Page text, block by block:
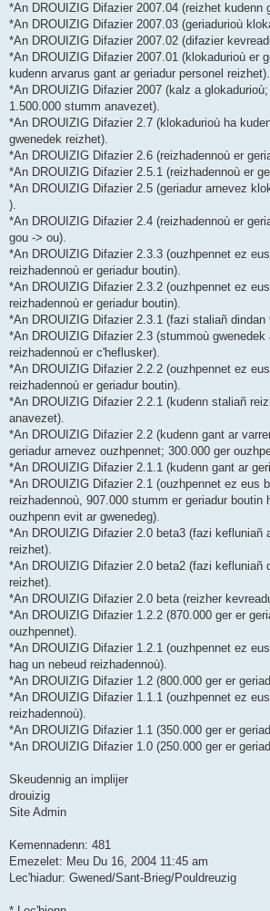
*An DROUIZIG Difazier 2007.04 (reizhet kudenn
*An DROUIZIG Difazier 2007.03 (geriadurioù
*An DROUIZIG Difazier 2007.02 (difazier
*An DROUIZIG Difazier 2007.01 (klokadurioù er
kudenn arvarus gant ar geriadur personel reizhet).
*An DROUIZIG Difazier 2007 (kalz a
1.500.000 stumm anavezet).
*An DROUIZIG Difazier 2.7 (klokadurioù ha
gwenedek reizhet).
*An DROUIZIG Difazier 2.6 (reizhadennoù er
*An DROUIZIG Difazier 2.5.1 (reizhadennoù er
*An DROUIZIG Difazier 2.5 (geriadur arnevez
).
*An DROUIZIG Difazier 2.4 (reizhadennoù er
gou -> ou).
*An DROUIZIG Difazier 2.3.3 (ouzhpennet ez
reizhadennoù er geriadur boutin).
*An DROUIZIG Difazier 2.3.2 (ouzhpennet ez
reizhadennoù er geriadur boutin).
*An DROUIZIG Difazier 2.3.1 (fazi staliañ dindan
*An DROUIZIG Difazier 2.3 (stummoù
reizhadennoù er c'heflusker).
*An DROUIZIG Difazier 2.2.2 (ouzhpennet ez
reizhadennoù er geriadur boutin).
*An DROUIZIG Difazier 2.2.1 (kudenn staliañ
anavezet).
*An DROUIZIG Difazier 2.2 (kudenn gant ar
geriadur arnevez ouzhpennet; 300.000 ger
*An DROUIZIG Difazier 2.1.1 (kudenn gant ar
*An DROUIZIG Difazier 2.1 (ouzhpennet ez eus
reizhadennoù, 907.000 stumm er geriadur boutin
ouzhpenn evit ar gwenedeg).
*An DROUIZIG Difazier 2.0 beta3 (fazi kefluniañ
reizhet).
*An DROUIZIG Difazier 2.0 beta2 (fazi kefluniañ
reizhet).
*An DROUIZIG Difazier 2.0 beta (reizher
*An DROUIZIG Difazier 1.2.2 (870.000 ger er
ouzhpennet).
*An DROUIZIG Difazier 1.2.1 (ouzhpennet ez
hag un nebeud reizhadennoù).
*An DROUIZIG Difazier 1.2 (800.000 ger er
*An DROUIZIG Difazier 1.1.1 (ouzhpennet ez
reizhadennoù).
*An DROUIZIG Difazier 1.1 (350.000 ger er
*An DROUIZIG Difazier 1.0 (250.000 ger er
Skeudennig an implijer
drouizig
Site Admin
Kemennadenn: 481
Emezelet: Meu Du 16, 2004 11:45 am
Lec'hiadur: Gwened/Sant-Brieg/Pouldreuzig